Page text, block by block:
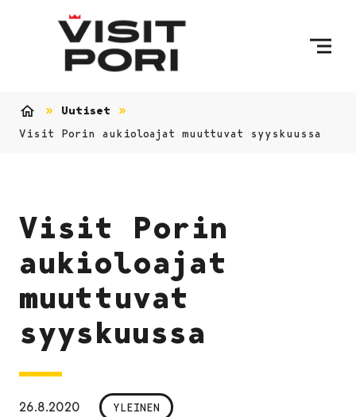
Uutiset
Visit Porin aukioloajat muuttuvat syyskuussa
Visit Porin
aukioloajat
muuttuvat
syyskuussa
26.8.2020 YLEINEN